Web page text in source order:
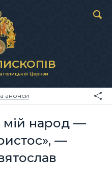
Церкви
анонси
мій народ —
—